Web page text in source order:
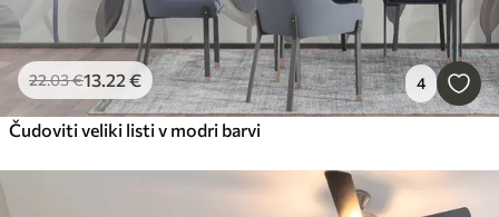
22.03€13.22 € 4
Čudoviti veliki listi v modri barvi